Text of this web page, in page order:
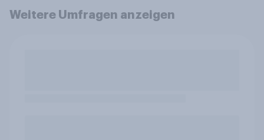
Weitere Umfragen anzeigen